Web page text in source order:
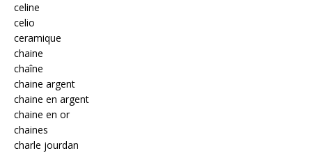
celine
celio
ceramique
chaine
chaîne
chaine argent
chaine en argent
chaine en or
chaines
charle jourdan